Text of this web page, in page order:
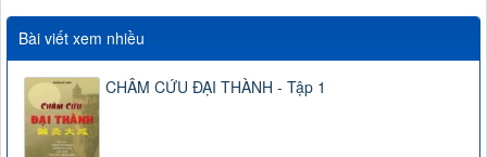
Bài viết xem nhiều
CHÂM CỨU ĐẠI THÀNH - Tập 1